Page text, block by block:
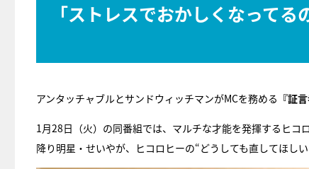
「ストレスでおかしくなってる
アンタッチャブルとサンドウィッチマンがMCを務める 『証
1月28日（火）の同番組では、マルチな才能を発揮するヒコ
降り明星・せいやが、ヒコロヒーの“どうしても直してほしい